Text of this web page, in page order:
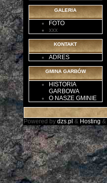
GALERIA
FOTO
xxx
KONTAKT
ADRES
GMINA GARBÓW
HISTORIA
GARBOWA
O NASZE GMINIE
Powered by dzs.pl & Hosting &